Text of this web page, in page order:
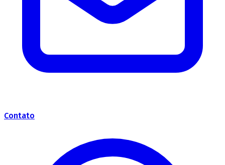
Contato